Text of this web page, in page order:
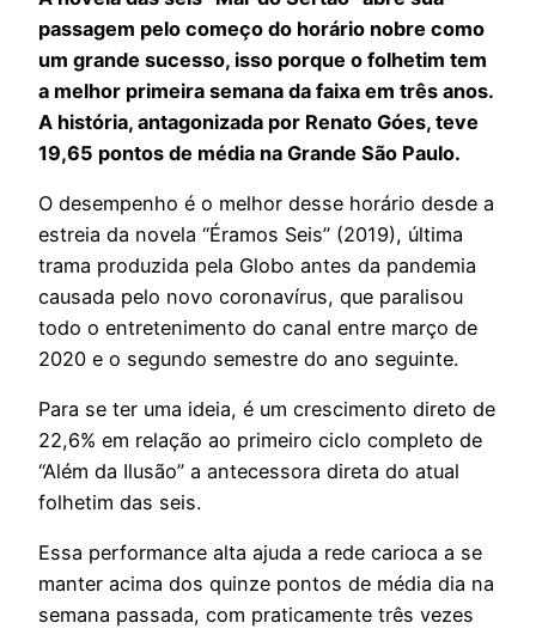
passagem pelo começo do horário nobre como
um grande sucesso, isso porque o folhetim tem
a melhor primeira semana da faixa em três anos.
A história, antagonizada por Renato Góes, teve
19,65 pontos de média na Grande São Paulo.
O desempenho é o melhor desse horário desde a
estreia da novela “Éramos Seis” (2019), última
trama produzida pela Globo antes da pandemia
causada pelo novo coronavírus, que paralisou
todo o entretenimento do canal entre março de
2020 e o segundo semestre do ano seguinte.
Para se ter uma ideia, é um crescimento direto de
22,6% em relação ao primeiro ciclo completo de
“Além da Ilusão” a antecessora direta do atual
folhetim das seis.
Essa performance alta ajuda a rede carioca a se
manter acima dos quinze pontos de média dia na
semana passada, com praticamente três vezes